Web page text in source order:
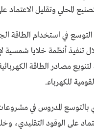
المحلي وتقليل الاعتماد
في استخدام الطاقة
تنفيذ أنظمة خلايا شمسية
مصادر الطاقة
للكهرباء.
المدروس في
على الوقود التقليدي،